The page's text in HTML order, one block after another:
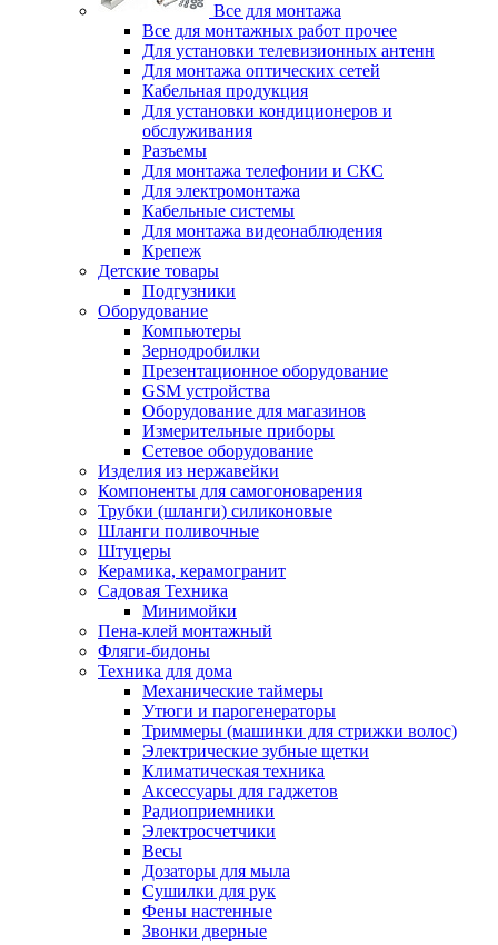
Все для монтажа
Все для монтажных работ прочее
Для установки телевизионных антенн
Для монтажа оптических сетей
Кабельная продукция
Для установки кондиционеров и
обслуживания
Разъемы
Для монтажа телефонии и СКС
Для электромонтажа
Кабельные системы
Для монтажа видеонаблюдения
Крепеж
Детские товары
Подгузники
Оборудование
Компьютеры
Зернодробилки
Презентационное оборудование
GSM устройства
Оборудование для магазинов
Измерительные приборы
Сетевое оборудование
Изделия из нержавейки
Компоненты для самогоноварения
Трубки (шланги) силиконовые
Шланги поливочные
Штуцеры
Керамика, керамогранит
Садовая Техника
Минимойки
Пена-клей монтажный
Фляги-бидоны
Техника для дома
Механические таймеры
Утюги и парогенераторы
Триммеры (машинки для стрижки волос)
Электрические зубные щетки
Климатическая техника
Аксессуары для гаджетов
Радиоприемники
Электросчетчики
Весы
Дозаторы для мыла
Сушилки для рук
Фены настенные
Звонки дверные